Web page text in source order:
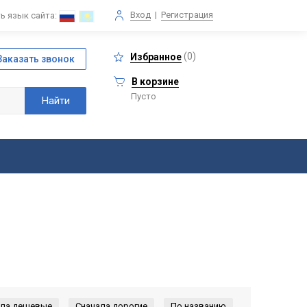
Вход | Регистрация
язык сайта:
Избранное(0)
В корзине
Пусто